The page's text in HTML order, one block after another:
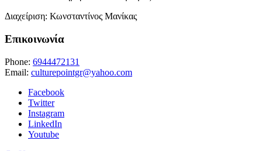
Διαχείριση: Κωνσταντίνος Μανίκας
Επικοινωνία
Phone: 6944472131
Email: culturepointgr@yahoo.com
Facebook
Twitter
Instagram
LinkedIn
Youtube